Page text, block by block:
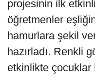
projesinin ilk
öğretmenler
hamurlara şekil
hazırladı. Renkli
etkinlikte